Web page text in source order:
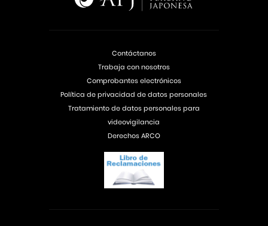
Contáctanos
Trabaja con nosotros
Comprobantes electrónicos
Política de privacidad de datos personales
Tratamiento de datos personales para
videovigilancia
Derechos ARCO